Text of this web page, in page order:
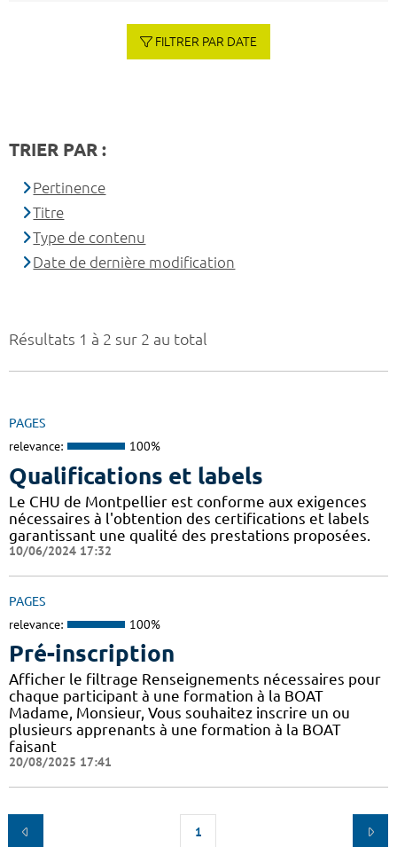
Résultats 1 à 2 sur 2 au total
PAGES
relevance: 100%
Qualifications et labels
Le CHU de Montpellier est conforme aux exigences
nécessaires à l'obtention des certifications et labels
garantissant une qualité des prestations proposées.
10/06/2024 17:32
PAGES
relevance: 100%
Pré-inscription
Afficher le filtrage Renseignements nécessaires pour
chaque participant à une formation à la BOAT
Madame, Monsieur, Vous souhaitez inscrire un ou
plusieurs apprenants à une formation à la BOAT
faisant
20/08/2025 17:41
1
FILTRER PAR DATE
TRIER PAR :
Pertinence
Titre
Type de contenu
Date de dernière modification